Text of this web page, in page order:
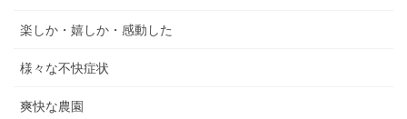
楽しか・嬉しか・感動した
様々な不快症状
爽快な農園